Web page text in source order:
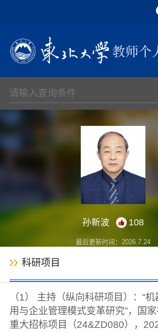
孙新波 108
最后更新时间： 2026 7 24
科研项目
（1） 主持（纵向科研项目）：“
用与企业管理模式变革研究”，国
重大招标项目（24&ZD080），